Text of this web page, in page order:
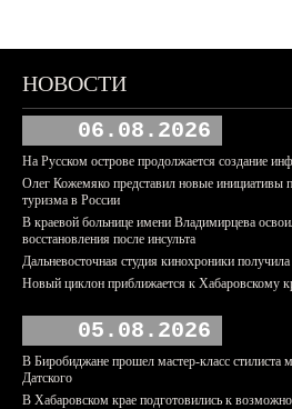
НОВОСТИ
06.08.2026
На Русском острове продолжается создание
Олег Кожемяко представил новые инициативы
туризма в России
В краевой больнице имени Владимирцева
восстановления после инсульта
Дальневосточная студия кинохроники
Новый циклон приближается к Хабаровскому
05.08.2026
В Биробиджане прошел мастер-класс стилиста
Датского
В Хабаровском крае подготовились к